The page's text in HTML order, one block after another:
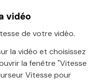
vidéo
de votre vidéo.
la vidéo et choisissez
la fenêtre "Vitesse
Vitesse pour